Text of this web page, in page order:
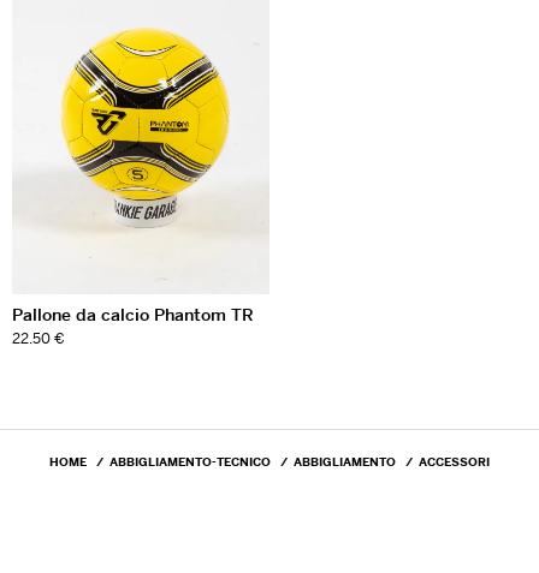
Pallone da calcio Phantom TR
22.50 €
HOME ABBIGLIAMENTO-TECNICO ABBIGLIAMENTO ACCESSORI